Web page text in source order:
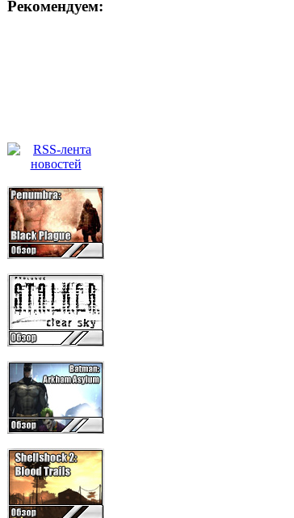
Рекомендуем: